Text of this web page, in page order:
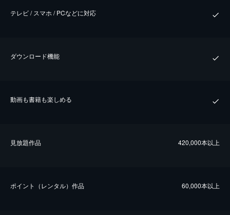
テレビ / スマホ / PCなどに対応
ダウンロード機能
動画も書籍も楽しめる
⾒放題作品 420,000本以上
ポイント（レンタル）作品 60,000本以上